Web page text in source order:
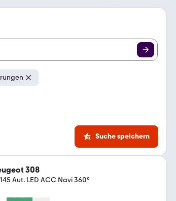
Suche speichern
308
Aut. LED ACC Navi 360°